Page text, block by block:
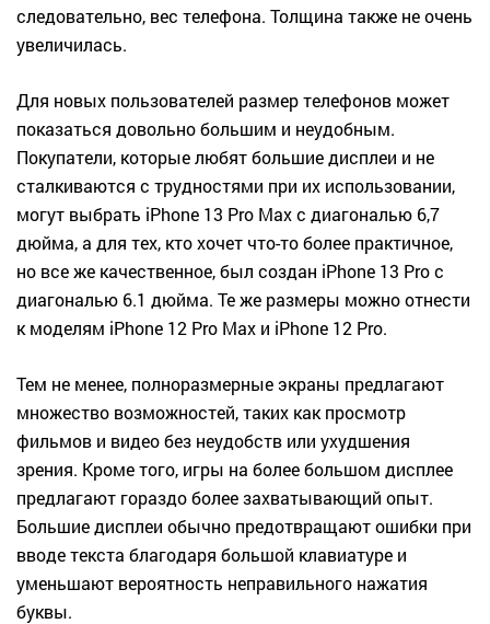
следовательно, вес телефона. Толщина также не очень
увеличилась.
Для новых пользователей размер телефонов может
показаться довольно большим и неудобным.
Покупатели, которые любят большие дисплеи и не
сталкиваются с трудностями при их использовании,
могут выбрать iPhone 13 Pro Max с диагональю 6,7
дюйма, а для тех, кто хочет что-то более практичное,
но все же качественное, был создан iPhone 13 Pro с
диагональю 6.1 дюйма. Те же размеры можно отнести
к моделям iPhone 12 Pro Max и iPhone 12 Pro.
Тем не менее, полноразмерные экраны предлагают
множество возможностей, таких как просмотр
фильмов и видео без неудобств или ухудшения
зрения. Кроме того, игры на более большом дисплее
предлагают гораздо более захватывающий опыт.
Большие дисплеи обычно предотвращают ошибки при
вводе текста благодаря большой клавиатуре и
уменьшают вероятность неправильного нажатия
буквы.